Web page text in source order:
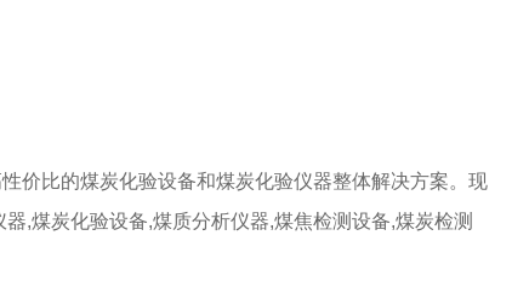
价比的煤炭化验设备和煤炭化验仪器整体解决方案。现
,煤炭化验设备,煤质分析仪器,煤焦检测设备,煤炭检测